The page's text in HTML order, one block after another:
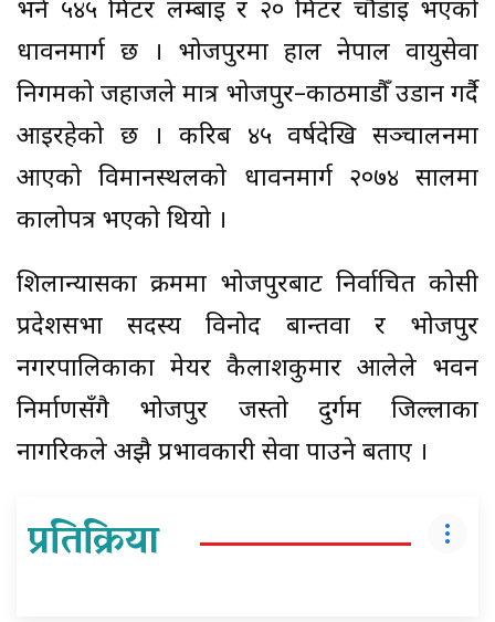
भने ५४५ मिटर लम्बाइ र २० मिटर चौडाइ भएको
धावनमार्ग छ । भोजपुरमा हाल नेपाल वायुसेवा
निगमको जहाजले मात्र भोजपुर–काठमाडौँ उडान गर्दै
आइरहेको छ । करिब ४५ वर्षदेखि सञ्चालनमा
आएको विमानस्थलको धावनमार्ग २०७४ सालमा
कालोपत्र भएको थियो ।
शिलान्यासका क्रममा भोजपुरबाट निर्वाचित कोसी
प्रदेशसभा सदस्य विनोद बान्तवा र भोजपुर
नगरपालिकाका मेयर कैलाशकुमार आलेले भवन
निर्माणसँगै भोजपुर जस्तो दुर्गम जिल्लाका
नागरिकले अझै प्रभावकारी सेवा पाउने बताए ।
प्रतिक्रिया